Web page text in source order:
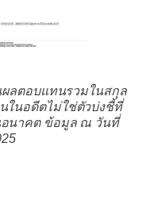
ผลตอบแทนรวมในสกุล
ในอดีตไม่ใช่ตัวบ่งชี้ที่
อนาคต ข้อมูล ณ วันที่